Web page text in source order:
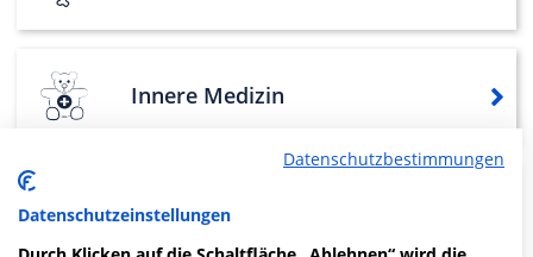
Innere Medizin
Hals-, Nasen-, Ohrenheilkunde
Datenschutzbestimmungen
Datenschutzeinstellungen